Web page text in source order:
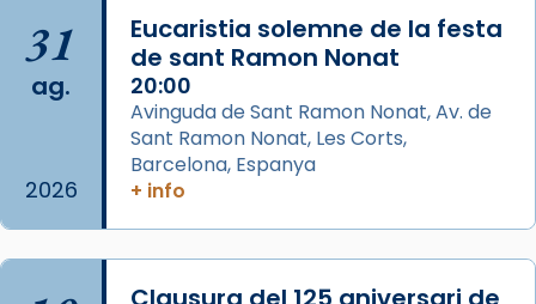
comitè organitzador de la visita apostòlica
del Sant Pare Lleó XIV a Barcelona, i als
col·laboradors, a la Catedral de Barcelona.
L’arquebisbe de Barcelona, el cardenal Joan
Josep Omella, ha presidit la missa i l’ha
concelebrat el bisbe auxiliar de Barcelona,
Mons. David Abadías.
📸 Dr. G. Simón
31
ag.
2026
Eucaristia solemne de la festa
de sant Ramon Nonat
20:00
Avinguda de Sant Ramon Nonat, Av. de
Sant Ramon Nonat, Les Corts,
Barcelona, Espanya
+ info